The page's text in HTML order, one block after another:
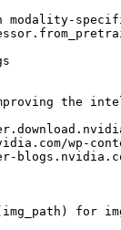
modality-
the
wp-
for